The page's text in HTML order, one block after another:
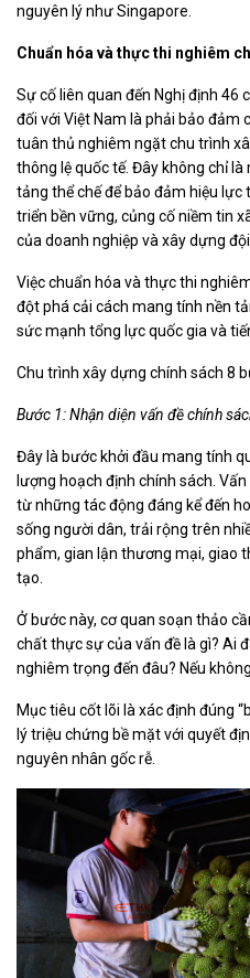
nguyên lý như Singapore.
Chuẩn hóa và thực thi nghiêm
Sự cố liên quan đến Nghị định 46
đối với Việt Nam là phải bảo đảm
tuân thủ nghiêm ngặt chu trình
thông lệ quốc tế. Đây không chỉ
tảng thể chế để bảo đảm hiệu
triển bền vững, củng cố niềm tin
của doanh nghiệp và xây dựng
Việc chuẩn hóa và thực thi
đột phá cải cách mang tính nền
sức mạnh tổng lực quốc gia và
Chu trình xây dựng chính sách 8
Bước 1: Nhận diện vấn đề chính
Đây là bước khởi đầu mang tính
lượng hoạch định chính sách.
từ những tác động đáng kể đến
sống người dân, trải rộng trên
phẩm, gian lận thương mại, giao
tạo.
Ở bước này, cơ quan soạn thảo
chất thực sự của vấn đề là gì? Ai
nghiêm trọng đến đâu? Nếu
Mục tiêu cốt lõi là xác định đúng
lý triệu chứng bề mặt với quyết
nguyên nhân gốc rễ.